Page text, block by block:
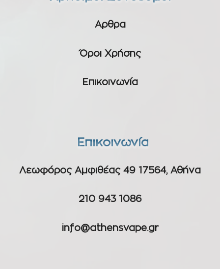
Αρθρα
Όροι Χρήσης
Επικοινωνία
Επικοινωνία
Λεωφόρος Αμφιθέας 49 17564, Αθήνα
210 943 1086
info@athensvape.gr